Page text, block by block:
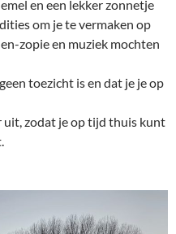
en een lekker zonnetje
om je te vermaken op
zopie en muziek mochten
toezicht is en dat je je op
uit, zodat je op tijd thuis kunt